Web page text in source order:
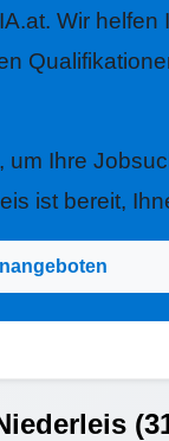
Wir helfen
um Ihre
ist bereit,